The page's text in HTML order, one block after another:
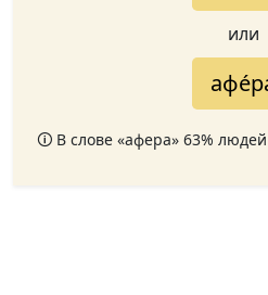
или
🛈 В слове «афера» 63%